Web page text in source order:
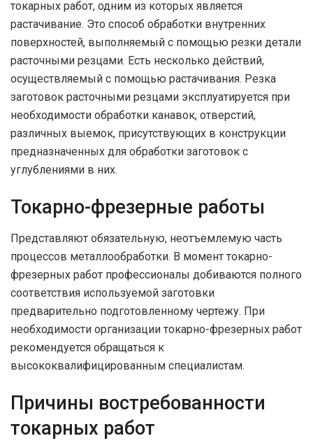
токарных работ, одним из которых является
растачивание. Это способ обработки внутренних
поверхностей, выполняемый с помощью резки детали
расточными резцами. Есть несколько действий,
осуществляемый с помощью растачивания. Резка
заготовок расточными резцами эксплуатируется при
необходимости обработки канавок, отверстий,
различных выемок, присутствующих в конструкции
предназначенных для обработки заготовок с
углублениями в них.
Токарно-фрезерные работы
Представляют обязательную, неотъемлемую часть
процессов металлообработки. В момент токарно-
фрезерных работ профессионалы добиваются полного
соответствия используемой заготовки
предварительно подготовленному чертежу. При
необходимости организации токарно-фрезерных работ
рекомендуется обращаться к
высококвалифицированным специалистам.
Причины востребованности
токарных работ